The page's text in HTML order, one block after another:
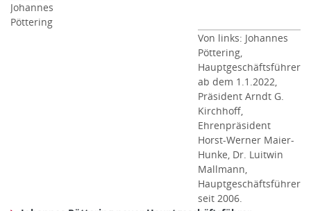
Johannes
Pöttering
Von links: Johannes
Pöttering,
Hauptgeschäftsführer
ab dem 1.1.2022,
Präsident Arndt G.
Kirchhoff,
Ehrenpräsident
Horst-Werner Maier-
Hunke, Dr. Luitwin
Mallmann,
Hauptgeschäftsführer
seit 2006.